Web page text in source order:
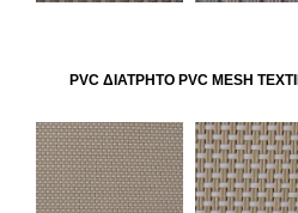
PVC ΔΙΑΤΡΗΤΟ PVC MESH